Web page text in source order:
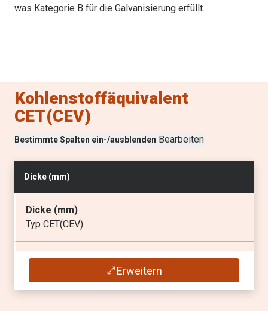
(max%)
0.025
S
0.015
Al
(max%)
0.050
Nb
(max%)
was Kategorie B für die Galvanisierung erfüllt.
Kohlenstoffäquivalent
CET(CEV)
Bestimmte Spalten ein-/ausblenden Bearbeiten
Dicke (mm)
Dicke (mm)
Typ CET(CEV)
3.00 - 10.00
Erweitern